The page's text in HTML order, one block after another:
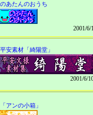
のあたんのおうち
2001/6/
平安素材「綺陽堂」
2001/6/
「アンの小箱」